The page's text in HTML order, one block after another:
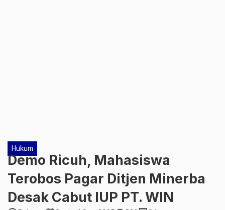
Hukum
Demo Ricuh, Mahasiswa
Terobos Pagar Ditjen Minerba
Desak Cabut IUP PT. WIN